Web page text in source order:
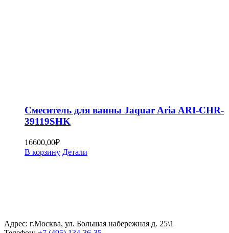
Смеситель для ванны Jaquar Aria ARI-CHR-
39119SHK
16600,00₽
В корзину Детали
Адрес: г.Москва, ул. Большая набережная д. 25\1